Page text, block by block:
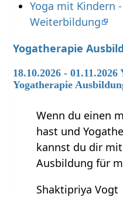
Yoga mit Kindern
Weiterbildung
Yogatherapie
18.10.2026 -
Yogatherapie
Wenn du einen
hast und
kannst du dir mit
Ausbildung für
Shaktipriya Vogt